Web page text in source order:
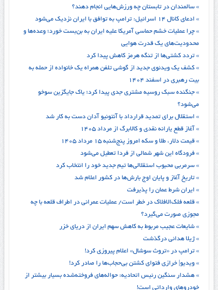
» سالمندان در تابستان چه ورزش‌هایی انجام دهند؟
» ادعای کانال ۱۴ اسرائیل: ترامپ به توافق با ایران نزدیک می‌شود
» چرا عملیات خشم حماسی آمریکا علیه ایران به بن‌بست خورد؛ وعده‌ها و
محدودیت‌های یک قدرت هوایی
» تردد کشتی‌ها از تنگه هرمز کاهش پیدا کرد
» کشف یک ویدئوی جدید از گوشی تلفن همراه یک خانواده از حمله به
بیت رهبری در اسفند ۱۴۰۴
» جنگنده سبک روسیه مشتری جدی پیدا کرد؛ یاک جایگزین سوخو
می‌شود؟
» استقلال برای تمدید قرارداد با آنتونیو آدان دست به کار شد
» آغاز قطع یارانه نقدی و کالابرگ از مرداد ۱۴۰۵
» قیمت دلار، طلا و سکه امروز پنج‌شنبه ۱۵ مرداد ۱۴۰۵
» فرودگاه این شهر شمالی از فردا تعطیل می‌شود
» سرمربی محبوب استقلالی‌ها تیم جدید خود را انتخاب کرد
» تاریخ آغاز و پایان اوج بارش‌ها در کشور اعلام شد
» ایران شرط عمان را پذیرفت
» قلعه فلک‌الافلاک در خطر است/ عملیات عمرانی در اطراف قلعه با چه
مجوزی صورت می‌گیرد؟
» شایعات عجیب مربوط به کاهش سهم ایران از دریای خزر
» ژیلا هدائی درگذشت
» ترامپ در «تروث سوشال» اعلام پیروزی کرد!
» ویدیو| خرازی فتوای کشتن بی‌حجاب‌ها را صادر کرد!
» هشدار سنگین رئیس اتحادیه: حواله‌های فروخته‌شده بسیار بیشتر از
خودروهای وارداتی است!